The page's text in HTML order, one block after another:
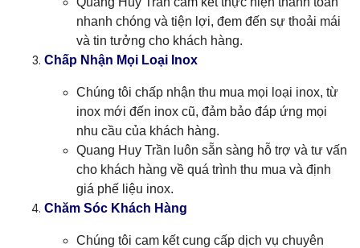
nhanh chóng và tiện lợi, đem đến sự thoải mái
và tin tưởng cho khách hàng.
Chấp Nhận Mọi Loại Inox
Chúng tôi chấp nhận thu mua mọi loại inox, từ
inox mới đến inox cũ, đảm bảo đáp ứng mọi
nhu cầu của khách hàng.
Quang Huy Trần luôn sẵn sàng hỗ trợ và tư vấn
cho khách hàng về quá trình thu mua và định
giá phế liệu inox.
Chăm Sóc Khách Hàng
Chúng tôi cam kết cung cấp dịch vụ chuyên